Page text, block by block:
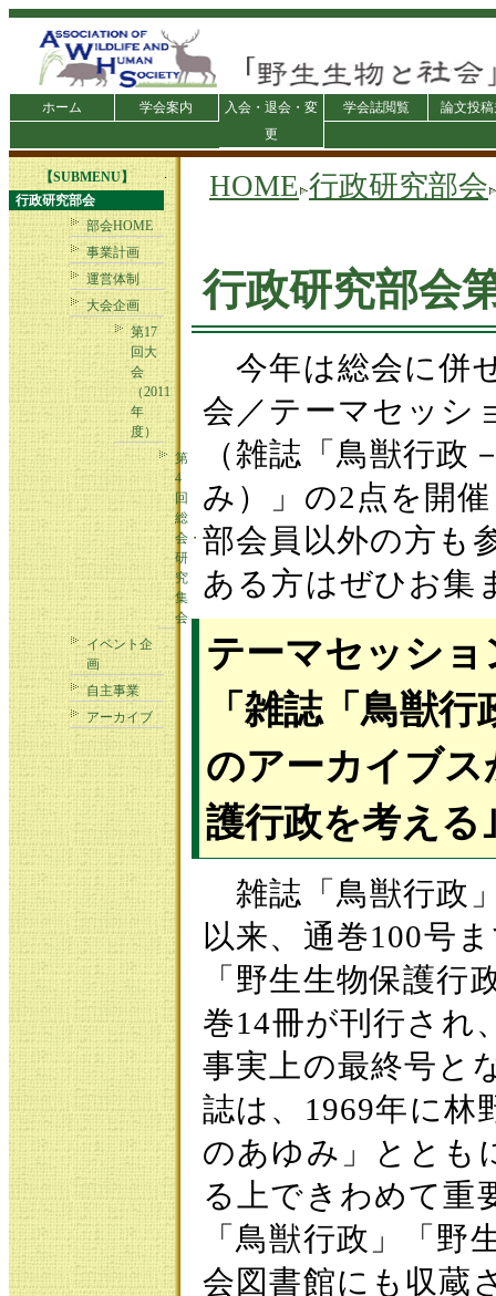
ホーム 学会案内
入会・退会・変
更
学会誌閲覧 論文投
HOME 行政研究部会
行政研究部会
今年は総会に併
会／テーマセッシ
（雑誌「鳥獣行政
み）」の2点を開
部会員以外の方も
ある方はぜひお集
テーマセッショ
「雑誌「鳥獣
のアーカイブ
護行政を考える
雑誌「鳥獣行政
以来、通巻100号
「野生生物保護行
巻14冊が刊行され
事実上の最終号と
誌は、1969年に林
のあゆみ」ととも
る上できわめて重
「鳥獣行政」「野
会図書館にも収蔵
.
【SUBMENU】
行政研究部会
部会HOME
事業計画
運営体制
大会企画
第17
回大
会
（2011
年
度）
第
4
回
総
会・
研
究
集
会
イベント企
画
自主事業
アーカイブ